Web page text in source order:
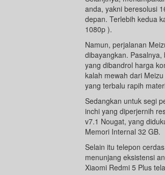
anda, yakni beresolusi
depan. Terlebih kedua
1080p ).
Namun, perjalanan
dibayangkan.
yang dibandrol harga
kalah mewah dari
yang terbalu rapih
Sedangkan untuk segi
inchi yang diperjernih
v7.1 Nougat, yang
Memori Internal 32 GB.
Selain itu telepon
menunjang eksistensi
Xiaomi Redmi 5 Plus